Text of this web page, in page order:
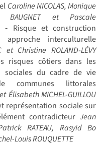
Caroline NICOLAS, Monique
BAUGNET et Pascale
- Risque et construction
interculturelle
et Christine ROLAND-LÉVY
risques côtiers dans les
sociales du cadre de vie
communes littorales
Élisabeth MICHEL-GUILLOU
représentation sociale sur
contradicteur Jean
RATEAU, Rasyid Bo
Louis ROUQUETTE